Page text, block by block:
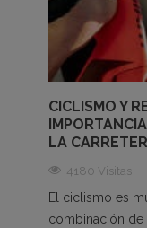
CICLISMO Y
LA
4180 Visitas
El ciclismo es
combinación de